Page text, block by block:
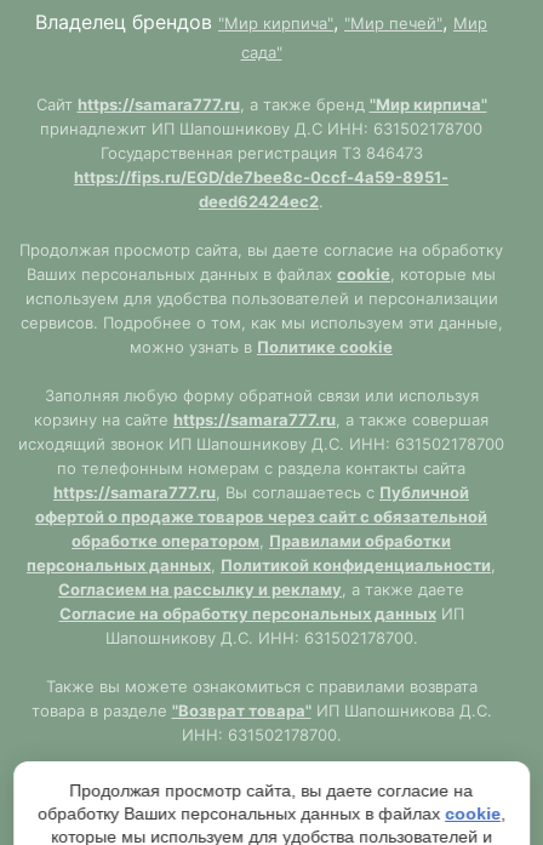
Владелец брендов "Мир кирпича", "Мир печей", Мир
сада"
Сайт https://samara777.ru, а также бренд "Мир кирпича"
принадлежит ИП Шапошникову Д.С ИНН: 631502178700
Государственная регистрация ТЗ 846473
https://fips.ru/EGD/de7bee8c-0ccf-4a59-8951-
deed62424ec2.
Продолжая просмотр сайта, вы даете согласие на обработку
Ваших персональных данных в файлах cookie , которые мы
используем для удобства пользователей и персонализации
сервисов. Подробнее о том, как мы используем эти данные,
можно узнать в Политике cookie
Заполняя любую форму обратной связи или используя
корзину на сайте https://samara777.ru , а также совершая
исходящий звонок ИП Шапошникову Д.С. ИНН: 631502178700
по телефонным номерам с раздела контакты сайта
https://samara777.ru , Вы соглашаетесь с Публичной
офертой о продаже товаров через сайт с обязательной
обработке оператором
Правилами обработки
персональных данных Политикой конфиденциальности
Согласием на рассылку и рекламу , а также даете
Согласие на обработку персональных данныхИП
Шапошникову Д.С. ИНН: 631502178700.
Также вы можете ознакомиться с правилами возврата
товара в разделе "Возврат товара"ИП Шапошникова Д.С.
ИНН: 631502178700.
https://samara777.ru
не является публичной офертой,
ВСЯ информация размещена в ознакомительных целях.
Согласно правилам описанным в разделе"Публичная
Продолжая просмотр сайта, вы даете согласие на
обработку Ваших персональных данных в файлах cookie
которые мы используем для удобства пользователей и